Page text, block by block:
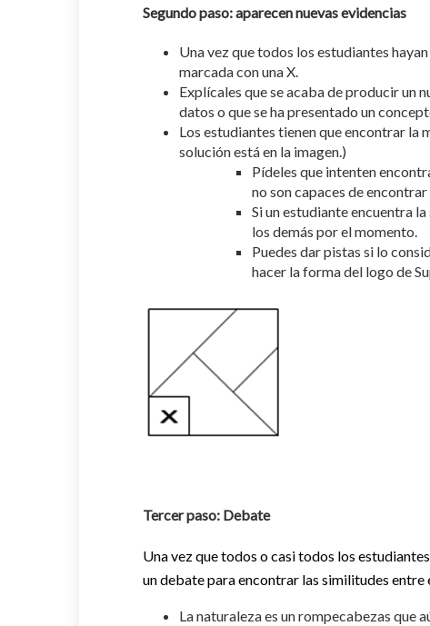
Segundo paso: aparecen nuevas evidencias
Una vez que todos los estudiantes
marcada con una X.
Explícales que se acaba de producir un
datos o que se ha presentado un
Los estudiantes tienen que encontrar la
solución está en la imagen.)
Pídeles que intenten
no son capaces de
Si un estudiante encuentra
los demás por el momento.
Puedes dar pistas si lo
hacer la forma del logo de
Tercer paso: Debate
Una vez que todos o casi todos los
un debate para encontrar las similitudes
La naturaleza es un rompecabezas que